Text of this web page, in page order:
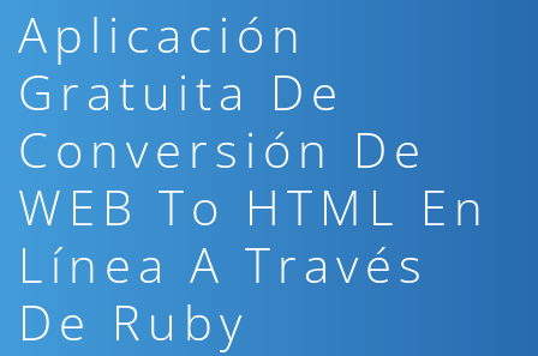
Aplicación
Gratuita De
Conversión De
WEB To HTML En
Línea A Través
De Ruby